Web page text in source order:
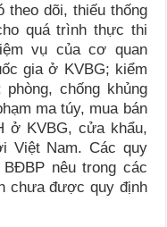
theo dõi, thiếu thống
quá trình thực thi
vụ của cơ quan
gia ở KVBG; kiểm
chống khủng
ma túy, mua bán
ở KVBG, cửa khẩu,
Việt Nam. Các quy
nêu trong các
chưa được quy định